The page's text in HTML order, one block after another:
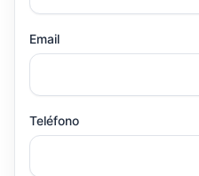
Email
Teléfono